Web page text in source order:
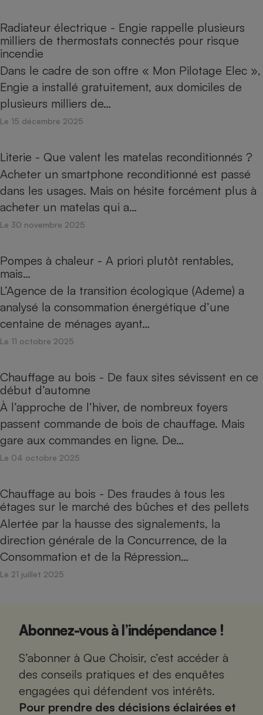
Radiateur électrique - Engie rappelle plusieurs
milliers de thermostats connectés pour risque
incendie
Dans le cadre de son offre « Mon Pilotage Elec »,
Engie a installé gratuitement, aux domiciles de
plusieurs milliers de…
Le 15 décembre 2025
Literie - Que valent les matelas reconditionnés ?
Acheter un smartphone reconditionné est passé
dans les usages. Mais on hésite forcément plus à
acheter un matelas qui a…
Le 30 novembre 2025
Pompes à chaleur - A priori plutôt rentables,
mais…
L’Agence de la transition écologique (Ademe) a
analysé la consommation énergétique d’une
centaine de ménages ayant…
Le 11 octobre 2025
Chauffage au bois - De faux sites sévissent en ce
début d’automne
À l’approche de l’hiver, de nombreux foyers
passent commande de bois de chauffage. Mais
gare aux commandes en ligne. De…
Le 04 octobre 2025
Chauffage au bois - Des fraudes à tous les
étages sur le marché des bûches et des pellets
Alertée par la hausse des signalements, la
direction générale de la Concurrence, de la
Consommation et de la Répression…
Le 21 juillet 2025
Abonnez-vous à l’indépendance !
S’abonner à Que Choisir, c’est accéder à
des conseils pratiques et des enquêtes
engagées qui défendent vos intérêts.
Pour prendre des décisions éclairées et